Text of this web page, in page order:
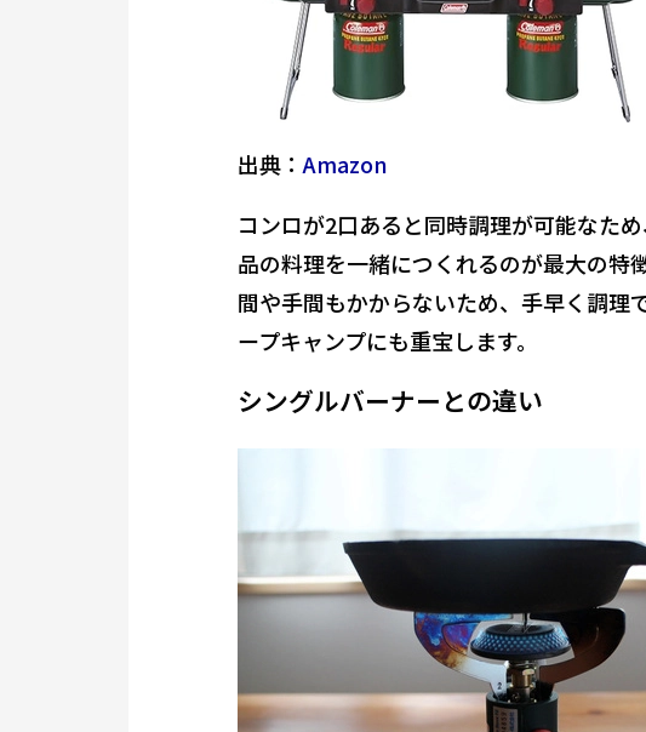
出典： Amazon
コンロが2口あると同時調理が可能なた
品の料理を一緒につくれるのが最大の特
間や手間もかからないため、手早く調理
ープキャンプにも重宝します。
シングルバーナーとの違い